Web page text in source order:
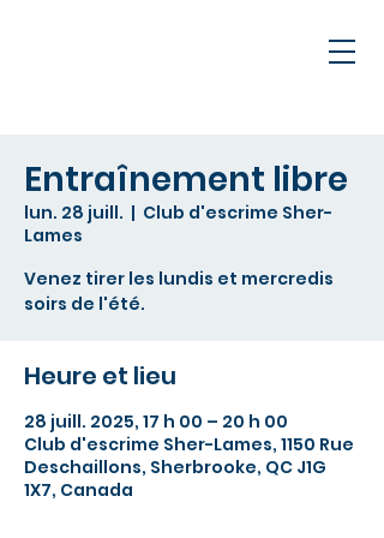
Entraînement libre
lun. 28 juill.
  |
Club d'escrime Sher-
Lames
Venez tirer les lundis et mercredis
soirs de l'été.
Heure et lieu
28 juill. 2025, 17 h 00 – 20 h 00
Club d'escrime Sher-Lames, 1150 Rue
Deschaillons, Sherbrooke, QC J1G
1X7, Canada